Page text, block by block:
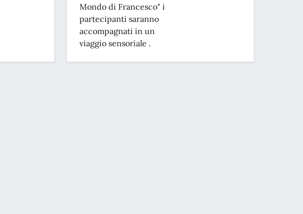
Mondo di Francesco" i
partecipanti saranno
accompagnati in un
viaggio sensoriale .